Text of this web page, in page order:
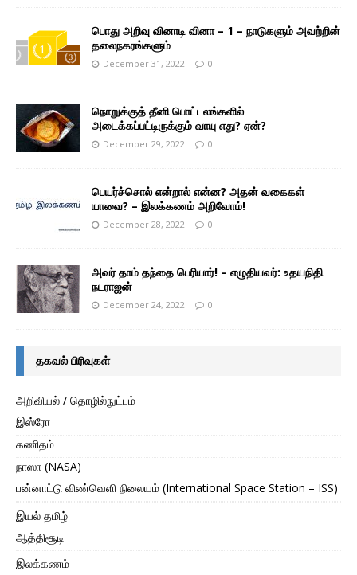
பொது அறிவு வினாடி வினா – 1 – நாடுகளும் அவற்றின்
தலைநகரங்களும்
December 31, 2022 0
நொறுக்குத் தீனி பொட்டலங்களில்
அடைக்கப்பட்டிருக்கும் வாயு எது? ஏன்?
December 29, 2022 0
பெயர்ச்சொல் என்றால் என்ன? அதன் வகைகள்
யாவை? – இலக்கணம் அறிவோம்!
December 28, 2022 0
அவர் தாம் தந்தை பெரியார்! – எழுதியவர்: உதயநிதி
நடராஜன்
December 24, 2022 0
தகவல் பிரிவுகள்
அறிவியல் / தொழில்நுட்பம்
இஸ்ரோ
கணிதம்
நாஸா (NASA)
பன்னாட்டு விண்வெளி நிலையம் (International Space Station – ISS)
இயல் தமிழ்
ஆத்திசூடி
இலக்கணம்